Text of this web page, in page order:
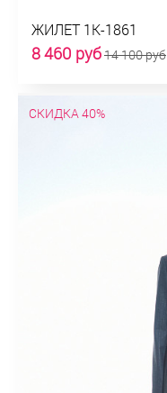
ЖИЛЕТ 1К-1861
8 460 руб14 100 руб
СКИДКА 40%